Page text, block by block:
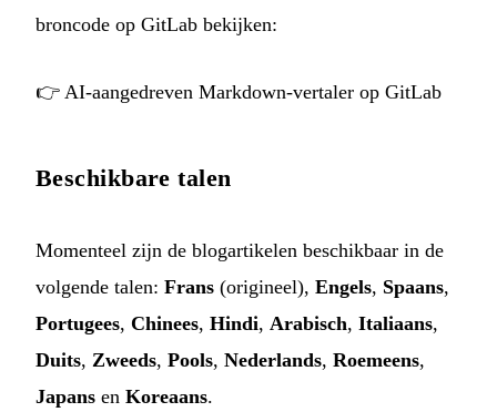
broncode op GitLab bekijken:
👉 AI-aangedreven Markdown-vertaler op GitLab
Beschikbare talen
Momenteel zijn de blogartikelen beschikbaar in de
volgende talen: Frans (origineel), Engels, Spaans,
Portugees, Chinees, Hindi, Arabisch, Italiaans,
Duits, Zweeds, Pools, Nederlands, Roemeens,
Japans en Koreaans.